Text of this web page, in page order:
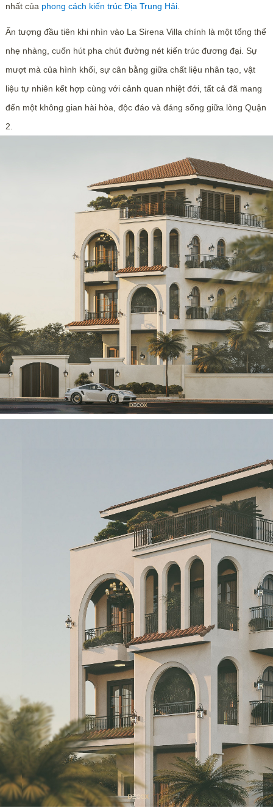
nhất của phong cách kiến trúc Địa Trung Hải.
Ấn tượng đầu tiên khi nhìn vào La Sirena Villa chính là một tổng thể
nhẹ nhàng, cuốn hút pha chút đường nét kiến trúc đương đại. Sự
mượt mà của hình khối, sự cân bằng giữa chất liệu nhân tạo, vật
liệu tự nhiên kết hợp cùng với cảnh quan nhiệt đới, tất cả đã mang
đến một không gian hài hòa, độc đáo và đáng sống giữa lòng Quận
2.